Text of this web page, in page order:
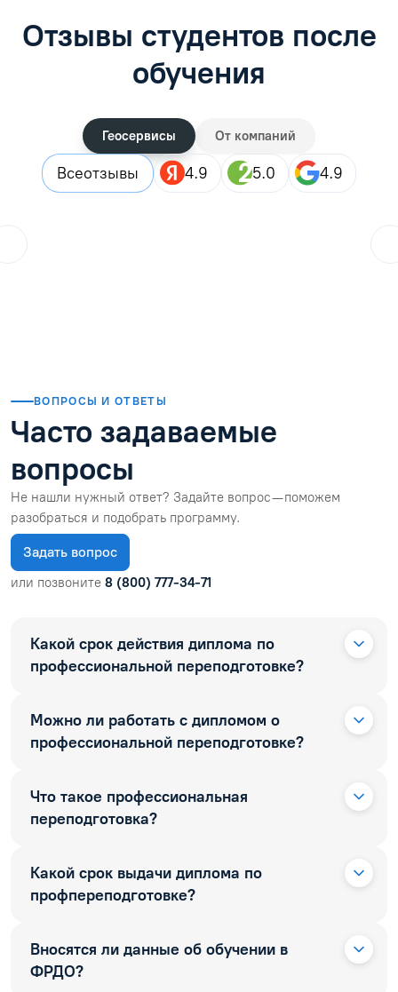
Отзывы студентов после
обучения
Геосервисы От компаний
Всеотзывы 4.9 5.0 4.9
ВОПРОСЫ И ОТВЕТЫ
Часто задаваемые
вопросы
Не нашли нужный ответ? Задайте вопрос — поможем
разобраться и подобрать программу.
Задать вопрос
или позвоните 8 (800) 777-34-71
Какой срок действия диплома по
профессиональной переподготовке?
Можно ли работать с дипломом о
профессиональной переподготовке?
Что такое профессиональная
переподготовка?
Какой срок выдачи диплома по
профпереподготовке?
Вносятся ли данные об обучении в
ФРДО?